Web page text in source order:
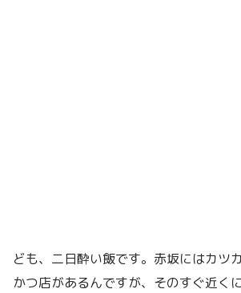
ども、二日酔い飯です。赤坂にはカツ
かつ店があるんですが、そのすぐ近く